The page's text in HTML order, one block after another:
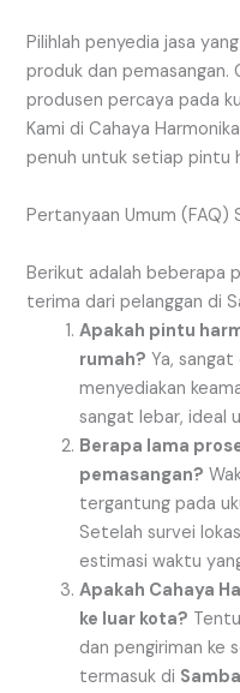
Pilihlah penyedia jasa
produk dan pemasangan.
produsen percaya pada
Kami di Cahaya
penuh untuk setiap pintu
Pertanyaan Umum (FAQ)
Berikut adalah beberapa
terima dari pelanggan di
Apakah pintu
rumah? Ya,
menyediakan
sangat lebar, ideal
Berapa lama
pemasangan?
tergantung pada
Setelah survei
estimasi waktu
Apakah Cahaya
ke luar kota?
dan pengiriman ke
termasuk di